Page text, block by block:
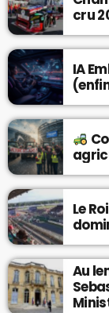
cru
IA
Le
Au